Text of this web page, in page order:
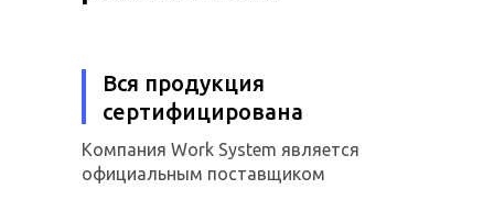
Вся продукция
сертифицирована
Компания Work System является
официальным поставщиком